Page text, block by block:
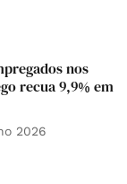
nos
recua 9,9% em
2026